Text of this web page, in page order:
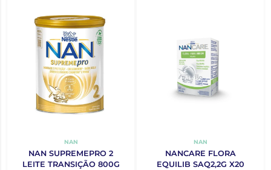
NAN
NAN SUPREMEPRO 2
LEITE TRANSIÇÃO 800G
NAN
NANCARE FLORA
EQUILIB SAQ2,2G X20